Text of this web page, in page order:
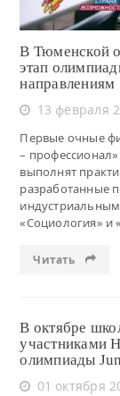
В Тюменской
этап
направлениям
13 февраля
Первые очные
–
выполнят
разработанные
«Социология» и
Читать
В октябре
участниками
олимпиады
01 октября